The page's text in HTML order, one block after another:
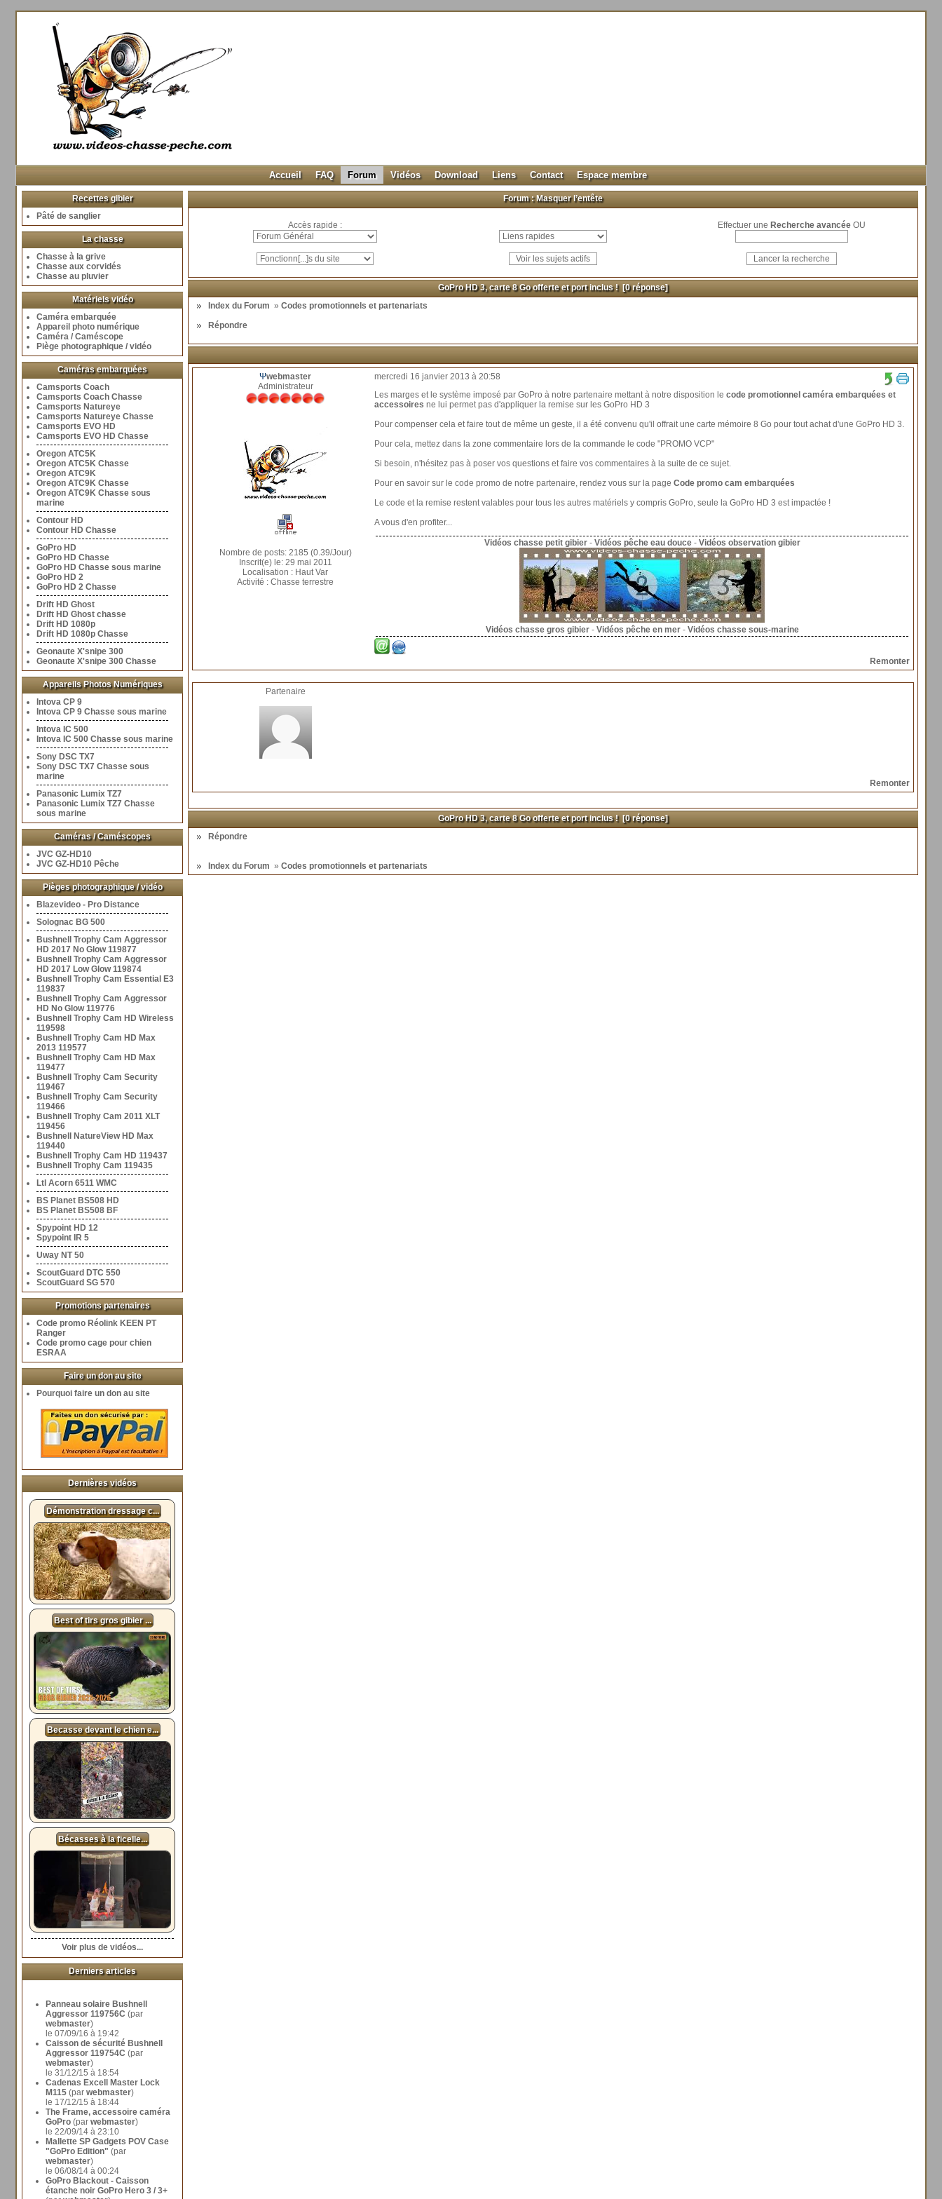
Accueil FAQ Forum Vidéos Download Liens Contact Espace membre
Recettes gibier
Pâté de sanglier
La chasse
Chasse à la grive
Chasse aux corvidés
Chasse au pluvier
Matériels vidéo
Caméra embarquée
Appareil photo numérique
Caméra / Caméscope
Piège photographique / vidéo
Caméras embarquées
Camsports Coach
Camsports Coach Chasse
Camsports Natureye
Camsports Natureye Chasse
Camsports EVO HD
Camsports EVO HD Chasse
Oregon ATC5K
Oregon ATC5K Chasse
Oregon ATC9K
Oregon ATC9K Chasse
Oregon ATC9K Chasse sous
marine
Contour HD
Contour HD Chasse
GoPro HD
GoPro HD Chasse
GoPro HD Chasse sous marine
GoPro HD 2
GoPro HD 2 Chasse
Drift HD Ghost
Drift HD Ghost chasse
Drift HD 1080p
Drift HD 1080p Chasse
Geonaute X'snipe 300
Geonaute X'snipe 300 Chasse
Appareils Photos Numériques
Intova CP 9
Intova CP 9 Chasse sous marine
Intova IC 500
Intova IC 500 Chasse sous marine
Sony DSC TX7
Sony DSC TX7 Chasse sous
marine
Panasonic Lumix TZ7
Panasonic Lumix TZ7 Chasse
sous marine
Caméras / Caméscopes
JVC GZ-HD10
JVC GZ-HD10 Pêche
Pièges photographique / vidéo
Blazevideo - Pro Distance
Solognac BG 500
Bushnell Trophy Cam Aggressor
HD 2017 No Glow 119877
Bushnell Trophy Cam Aggressor
HD 2017 Low Glow 119874
Bushnell Trophy Cam Essential E3
119837
Bushnell Trophy Cam Aggressor
HD No Glow 119776
Bushnell Trophy Cam HD Wireless
119598
Bushnell Trophy Cam HD Max
2013 119577
Bushnell Trophy Cam HD Max
119477
Bushnell Trophy Cam Security
119467
Bushnell Trophy Cam Security
119466
Bushnell Trophy Cam 2011 XLT
119456
Bushnell NatureView HD Max
119440
Bushnell Trophy Cam HD 119437
Bushnell Trophy Cam 119435
Ltl Acorn 6511 WMC
BS Planet BS508 HD
BS Planet BS508 BF
Spypoint HD 12
Spypoint IR 5
Uway NT 50
ScoutGuard DTC 550
ScoutGuard SG 570
Promotions partenaires
Code promo Réolink KEEN PT
Ranger
Code promo cage pour chien
ESRAA
Faire un don au site
Pourquoi faire un don au site
Dernières vidéos
Démonstration dressage c...
Best of tirs gros gibier ...
Becasse devant le chien e...
Bécasses à la ficelle...
Voir plus de vidéos...
Derniers articles
Panneau solaire Bushnell
Aggressor 119756C (par
webmaster)
le 07/09/16 à 19:42
Caisson de sécurité Bushnell
Aggressor 119754C (par
webmaster)
le 31/12/15 à 18:54
Cadenas Excell Master Lock
M115 (par webmaster)
le 17/12/15 à 18:44
The Frame, accessoire caméra
GoPro (par webmaster)
le 22/09/14 à 23:10
Mallette SP Gadgets POV Case
"GoPro Edition" (par
webmaster)
le 06/08/14 à 00:24
GoPro Blackout - Caisson
étanche noir GoPro Hero 3 / 3+
Forum : Masquer l’entête
Accès rapide : Effectuer une Recherche avancéeOU
GoPro HD 3, carte 8 Go offerte et port inclus ![0 réponse]
Index du Forum » Codes promotionnels et partenariats
Répondre
Ψwebmaster
Administrateur
Nombre de posts: 2185 (0.39/Jour)
Inscrit(e) le: 29 mai 2011
Localisation : Haut Var
Activité : Chasse terrestre
mercredi 16 janvier 2013 à 20:58
Les marges et le système imposé par GoPro à notre partenaire mettant à notre disposition le code promotionnel caméra embarquées et
accessoires ne lui permet pas d'appliquer la remise sur les GoPro HD 3
Pour compenser cela et faire tout de même un geste, il a été convenu qu'il offrait une carte mémoire 8 Go pour tout achat d'une GoPro HD 3.
Pour cela, mettez dans la zone commentaire lors de la commande le code "PROMO VCP"
Si besoin, n'hésitez pas à poser vos questions et faire vos commentaires à la suite de ce sujet.
Pour en savoir sur le code promo de notre partenaire, rendez vous sur la page Code promo cam embarquées
Le code et la remise restent valables pour tous les autres matériels y compris GoPro, seule la GoPro HD 3 est impactée !
A vous d'en profiter...
Vidéos chasse petit gibier- Vidéos pêche eau douce- Vidéos observation gibier
Vidéos chasse gros gibier- Vidéos pêche en mer- Vidéos chasse sous-marine
Remonter
Partenaire
Remonter
GoPro HD 3, carte 8 Go offerte et port inclus ![0 réponse]
Répondre
Index du Forum » Codes promotionnels et partenariats